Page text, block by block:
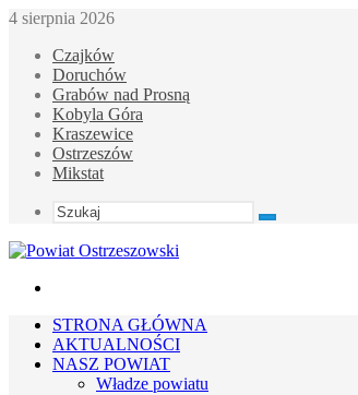
4 sierpnia 2026
Czajków
Doruchów
Grabów nad Prosną
Kobyla Góra
Kraszewice
Ostrzeszów
Mikstat
Szukaj
STRONA GŁÓWNA
AKTUALNOŚCI
NASZ POWIAT
Władze powiatu